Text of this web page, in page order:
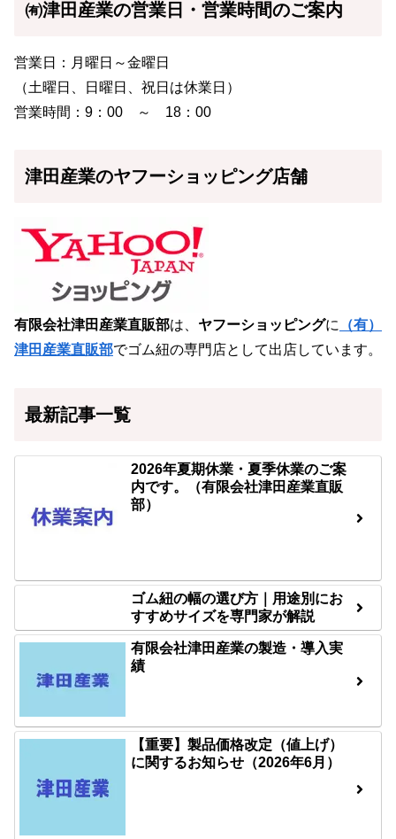
㈲津田産業の営業日・営業時間のご案内
営業日：月曜日～金曜日
（土曜日、日曜日、祝日は休業日）
営業時間：9：00 ～ 18：00
津田産業のヤフーショッピング店舗
有限会社津田産業直販部は、 ヤフーショッピングに （有）
津田産業直販部でゴム紐の専門店として出店しています。
最新記事一覧
2026年夏期休業・夏季休業のご案
内です。（有限会社津田産業直販
部）
ゴム紐の幅の選び方｜用途別にお
すすめサイズを専門家が解説
有限会社津田産業の製造・導入実
績
【重要】製品価格改定（値上げ）
に関するお知らせ（2026年6月）